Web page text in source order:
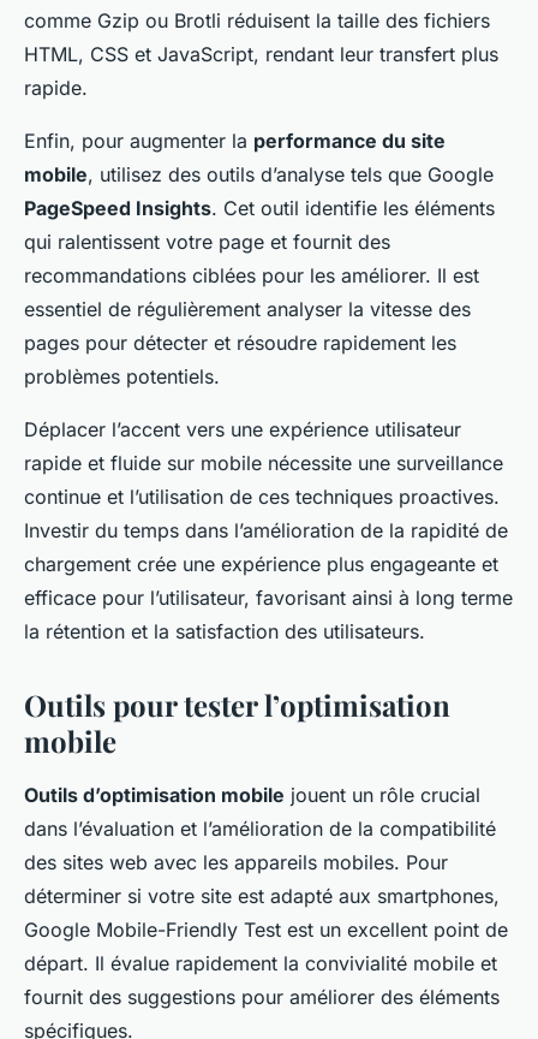
comme Gzip ou Brotli réduisent la taille des fichiers
HTML, CSS et JavaScript, rendant leur transfert plus
rapide.
Enfin, pour augmenter la performance du site
mobile, utilisez des outils d’analyse tels que Google
PageSpeed Insights. Cet outil identifie les éléments
qui ralentissent votre page et fournit des
recommandations ciblées pour les améliorer. Il est
essentiel de régulièrement analyser la vitesse des
pages pour détecter et résoudre rapidement les
problèmes potentiels.
Déplacer l’accent vers une expérience utilisateur
rapide et fluide sur mobile nécessite une surveillance
continue et l’utilisation de ces techniques proactives.
Investir du temps dans l’amélioration de la rapidité de
chargement crée une expérience plus engageante et
efficace pour l’utilisateur, favorisant ainsi à long terme
la rétention et la satisfaction des utilisateurs.
Outils pour tester l’optimisation
mobile
Outils d’optimisation mobile jouent un rôle crucial
dans l’évaluation et l’amélioration de la compatibilité
des sites web avec les appareils mobiles. Pour
déterminer si votre site est adapté aux smartphones,
Google Mobile-Friendly Test est un excellent point de
départ. Il évalue rapidement la convivialité mobile et
fournit des suggestions pour améliorer des éléments
spécifiques.